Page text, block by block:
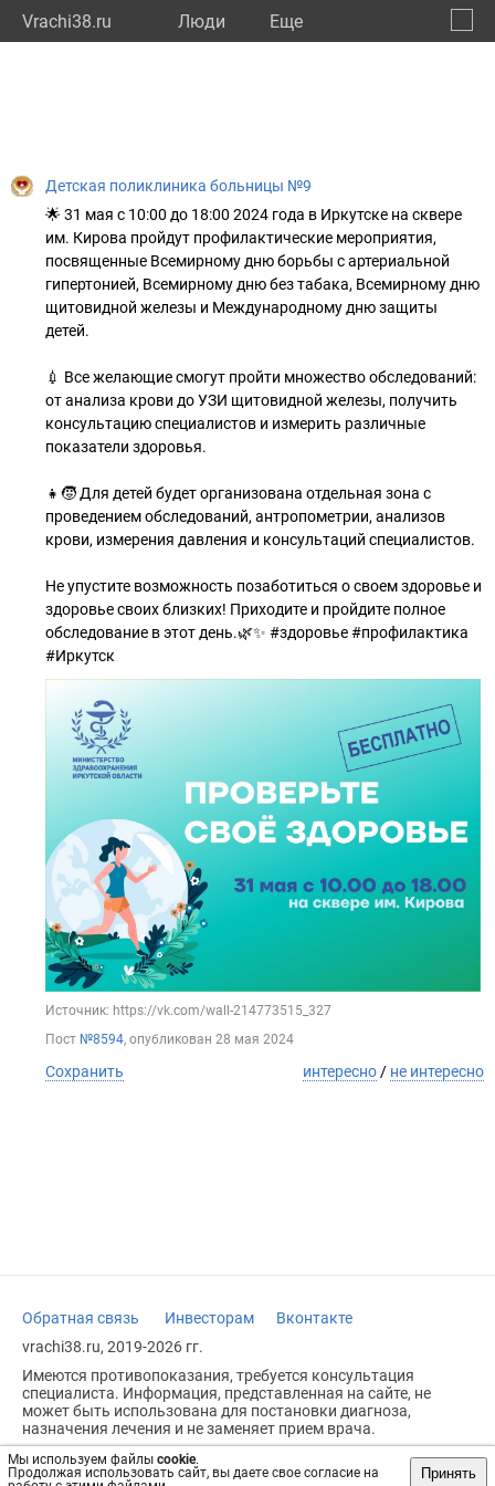
Vrachi38.ru Люди Eще
Мы используем файлы cookie.
Продолжая использовать сайт, вы даете свое согласие на
Принять
Детская поликлиника больницы №9
🌟 31 мая c 10:00 до 18:00 2024 года в Иркутске на сквере
им. Кирова пройдут профилактические мероприятия,
посвященные Всемирному дню борьбы с артериальной
гипертонией, Всемирному дню без табака, Всемирному дню
щитовидной железы и Международному дню защиты
детей.
💉 Все желающие смогут пройти множество обследований:
от анализа крови до УЗИ щитовидной железы, получить
консультацию специалистов и измерить различные
показатели здоровья.
👧🧒 Для детей будет организована отдельная зона с
проведением обследований, антропометрии, анализов
крови, измерения давления и консультаций специалистов.
Не упустите возможность позаботиться о своем здоровье и
здоровье своих близких! Приходите и пройдите полное
обследование в этот день.🌿✨ #здоровье #профилактика
#Иркутск
Источник: https://vk.com/wall-214773515_327
Пост №8594, опубликован 28 мая 2024
Сохранить интересно / не интересно
Обратная связь Инвесторам
Вконтакте
vrachi38.ru, 2019-2026 гг.
Имеются противопоказания, требуется консультация
специалиста. Информация, представленная на сайте, не
может быть использована для постановки диагноза,
назначения лечения и не заменяет прием врача.
Возрастное ограничение: 18+